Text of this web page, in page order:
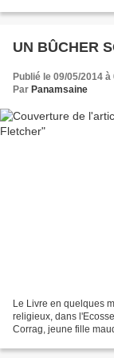
UN BÛCHER
Publié le 09/05/2014 à
Par Panamsaine
Le Livre en quelques
religieux, dans
Corrag, jeune fille